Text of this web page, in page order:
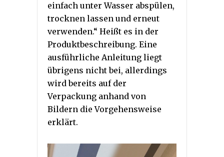
einfach unter Wasser abspülen,
trocknen lassen und erneut
verwenden.“ Heißt es in der
Produktbeschreibung. Eine
ausführliche Anleitung liegt
übrigens nicht bei, allerdings
wird bereits auf der
Verpackung anhand von
Bildern die Vorgehensweise
erklärt.